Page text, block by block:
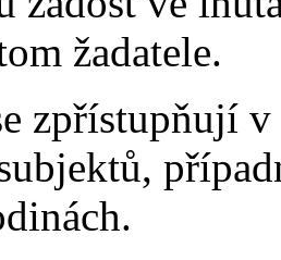
žadatele.
zpřístupňují